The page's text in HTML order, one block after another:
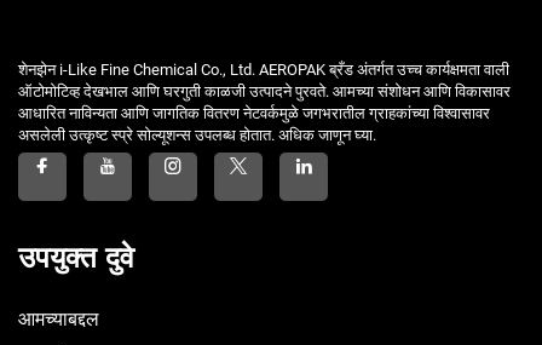
शेनझेन i-Like Fine Chemical Co., Ltd. AEROPAK ब्रँड अंतर्गत उच्च कार्यक्षमता वाली
ऑटोमोटिव्ह देखभाल आणि घरगुती काळजी उत्पादने पुरवते. आमच्या संशोधन आणि विकासावर
आधारित नाविन्यता आणि जागतिक वितरण नेटवर्कमुळे जगभरातील ग्राहकांच्या विश्वासावर
असलेली उत्कृष्ट स्प्रे सोल्यूशन्स उपलब्ध होतात. अधिक जाणून घ्या.
उपयुक्त दुवे
आमच्याबद्दल